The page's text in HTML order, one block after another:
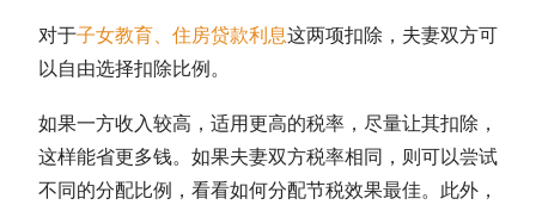
对于子女教育、住房贷款利息这两项扣除，夫妻双方可
以自由选择扣除比例。
如果一方收入较高，适用更高的税率，尽量让其扣除，
这样能省更多钱。如果夫妻双方税率相同，则可以尝试
不同的分配比例，看看如何分配节税效果最佳。此外，